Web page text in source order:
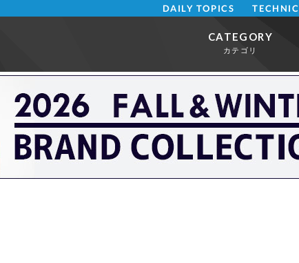
DAILY TOPICS TECHNIC
CATEGORY
カテゴリ